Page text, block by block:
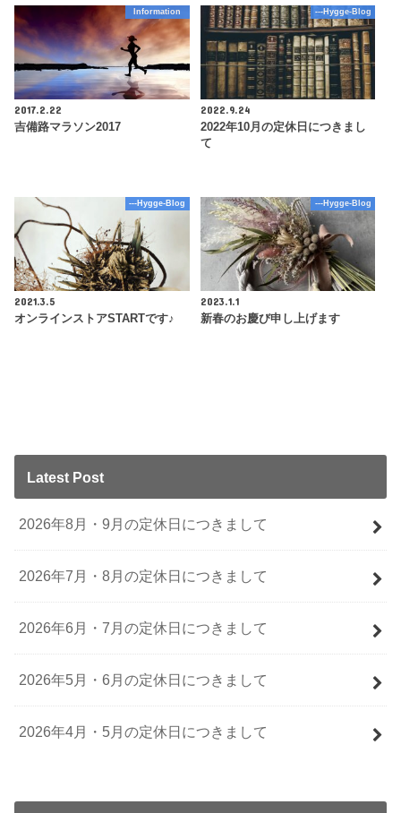
Information
2017.2.22
吉備路マラソン2017
---Hygge-Blog
2022.9.24
2022年10月の定休日につきまし
て
---Hygge-Blog
2021.3.5
オンラインストアSTARTです♪
---Hygge-Blog
2023.1.1
新春のお慶び申し上げます
Latest Post
2026年8月・9月の定休日につきまして
2026年7月・8月の定休日につきまして
2026年6月・7月の定休日につきまして
2026年5月・6月の定休日につきまして
2026年4月・5月の定休日につきまして